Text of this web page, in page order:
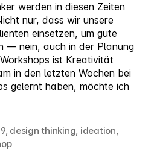
werden in diesen Zeiten
nur, dass wir unsere
einsetzen, um gute
— nein, auch in der Planung
ist Kreativität
in den letzten Wochen bei
gelernt haben, möchte ich
, design thinking, ideation,